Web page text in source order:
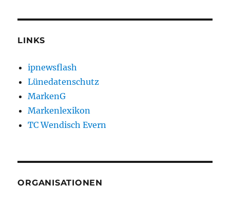
LINKS
ipnewsflash
Lünedatenschutz
MarkenG
Markenlexikon
TC Wendisch Evern
ORGANISATIONEN